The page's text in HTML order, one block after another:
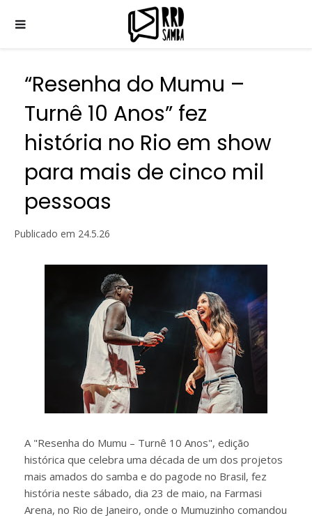
“Resenha do Mumu –
Turnê 10 Anos” fez
história no Rio em show
para mais de cinco mil
pessoas
Publicado em 24.5.26
A "Resenha do Mumu – Turnê 10 Anos", edição
histórica que celebra uma década de um dos projetos
mais amados do samba e do pagode no Brasil, fez
história neste sábado, dia 23 de maio, na Farmasi
Arena, no Rio de Janeiro, onde o Mumuzinho comandou